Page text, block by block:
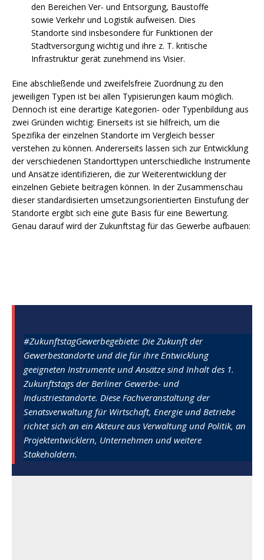
den Bereichen Ver- und Entsorgung, Baustoffe
sowie Verkehr und Logistik aufweisen. Dies
Standorte sind insbesondere für Funktionen der
Stadtversorgung wichtig und ihre z. T. kritische
Infrastruktur gerät zunehmend ins Visier.
Eine abschließende und zweifelsfreie Zuordnung zu den
jeweiligen Typen ist bei allen Typisierungen kaum möglich.
Dennoch ist eine derartige Kategorien- oder Typenbildung aus
zwei Gründen wichtig: Einerseits ist sie hilfreich, um die
Spezifika der einzelnen Standorte im Vergleich besser
verstehen zu können. Andererseits lassen sich zur Entwicklung
der verschiedenen Standorttypen unterschiedliche Instrumente
und Ansätze identifizieren, die zur Weiterentwicklung der
einzelnen Gebiete beitragen können. In der Zusammenschau
dieser standardisierten umsetzungsorientierten Einstufung der
Standorte ergibt sich eine gute Basis für eine Bewertung.
Genau darauf wird der Zukunftstag für das Gewerbe aufbauen:
#ZukunftstagGewerbegebiete: Die Zukunft der
Gewerbestandorte und die für ihre Entwicklung
geeigneten Instrumente und Ansätze sind Inhalt des 1.
Zukunftstags der Berliner Gewerbe- und
Industriestandorte. Diese Fachveranstaltung der
Senatsverwaltung für Wirtschaft, Energie und Betriebe
richtet sich an ein Akteure aus Verwaltung und Politik, an
Projektentwicklern, Unternehmen und weitere
Stakeholdern.